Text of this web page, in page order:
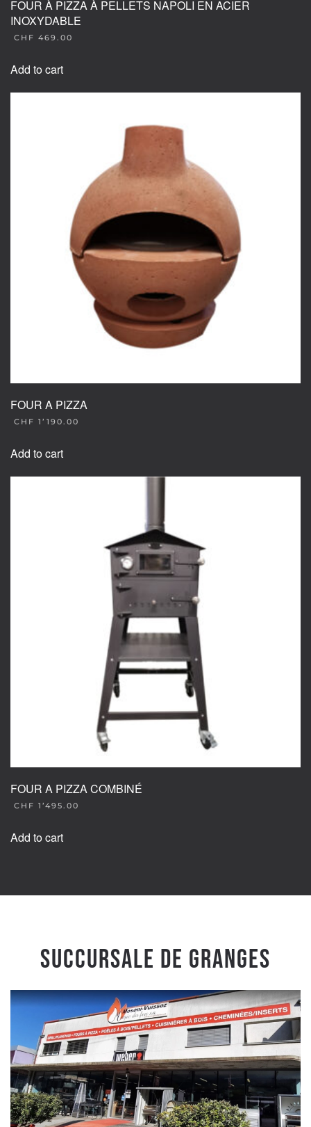
FOUR À PIZZA À PELLETS NAPOLI EN ACIER
INOXYDABLE
CHF 469.00
Add to cart
FOUR A PIZZA
CHF 1’190.00
Add to cart
FOUR A PIZZA COMBINÉ
CHF 1’495.00
Add to cart
Succursale de Granges